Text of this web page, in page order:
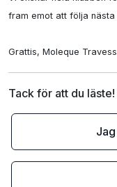
fram emot att följa
Grattis, Moleque
Tack för att du